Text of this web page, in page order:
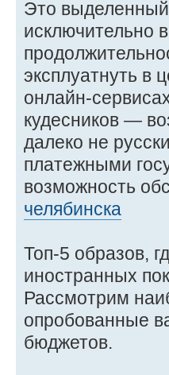
Это выделенный
исключительно
эксплуатнуть в
онлайн-
кудесников —
далеко не
платежными
возможность
челябинска
Топ-5 образов,
иностранных
Рассмотрим
опробованные
бюджетов.